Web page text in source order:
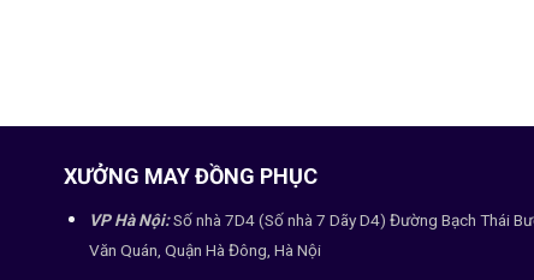
XƯỞNG MAY ĐỒNG PHỤC
VP Hà Nội:Số nhà 7D4 (Số nhà 7 Dãy D4) Đường Bạch Thái
Văn Quán, Quận Hà Đông, Hà Nội